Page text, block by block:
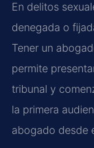
En delitos
denegada o
Tener un
permite
tribunal y
la primera
abogado desde